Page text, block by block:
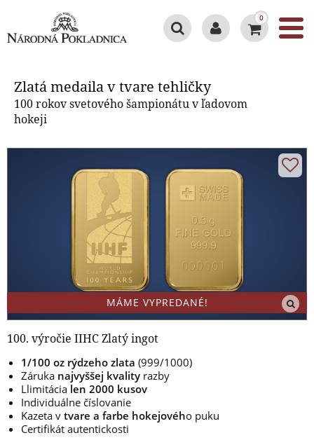
0
Zlatá medaila v tvare tehličky
100 rokov svetového šampionátu v ľadovom
hokeji
MÁME VYPREDANÉ!
100. výročie IIHC Zlatý ingot
1/100 oz rýdzeho zlata (999/1000)
Záruka najvyššej kvality razby
Llimitácia len 2000 kusov
Individuálne číslovanie
Kazeta v tvare a farbe hokejového puku
Certifikát autentickosti
Zlatá medaila v tvare tehličky